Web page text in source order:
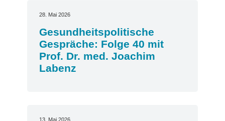
28. Mai 2026
Gesundheitspolitische
Gespräche: Folge 40 mit
Prof. Dr. med. Joachim
Labenz
13. Mai 2026